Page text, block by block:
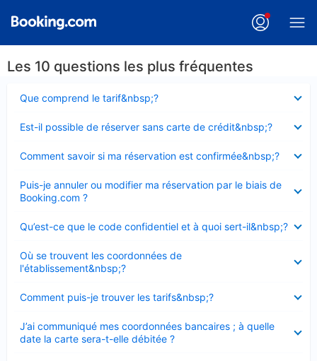
Les 10 questions les plus fréquentes
Que comprend le tarif&nbsp;?
fermé
Est-il possible de réserver sans carte de crédit&nbsp;?
fermé
Comment savoir si ma réservation est confirmée&nbsp;?
fermé
Puis-je annuler ou modifier ma réservation par le biais de
Booking.com ?
fermé
Qu’est-ce que le code confidentiel et à quoi sert-il&nbsp;?
fermé
Où se trouvent les coordonnées de
l'établissement&nbsp;?
fermé
Comment puis-je trouver les tarifs&nbsp;?
fermé
J’ai communiqué mes coordonnées bancaires ; à quelle
date la carte sera-t-elle débitée ?
fermé